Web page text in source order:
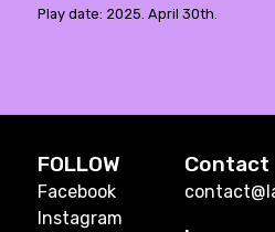
Play date: 2025. April 30th.
FOLLOW
Facebook
Instagram
Contact